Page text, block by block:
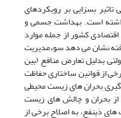
بسزایی بر رویکردهای
است. بهداشت جسمی و
کشور از جمله موارد
نشان می دهد سوءمدیریت
بدلیل تعارض منافع (بین
از قوانین ساختاری حفاظت
بحران های زیست محیطی
بحران و چالش های زیست
ذینفع، به اصلاح برخی از